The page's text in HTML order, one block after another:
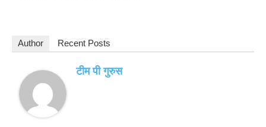
Author Recent Posts
टीम पी गुरुस